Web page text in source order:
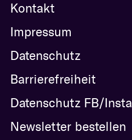
Kontakt
Impressum
Datenschutz
Barrierefreiheit
Datenschutz FB/Insta
Newsletter bestellen